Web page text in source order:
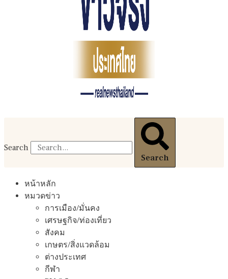
Search
Search
หน้าหลัก
หมวดข่าว
การเมือง/มั่นคง
เศรษฐกิจ/ท่องเที่ยว
สังคม
เกษตร/สิ่งแวดล้อม
ต่างประเทศ
กีฬา